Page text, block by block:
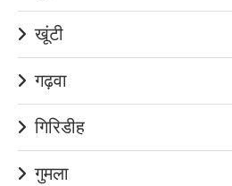
खूंटी
गढ़वा
गिरिडीह
गुमला